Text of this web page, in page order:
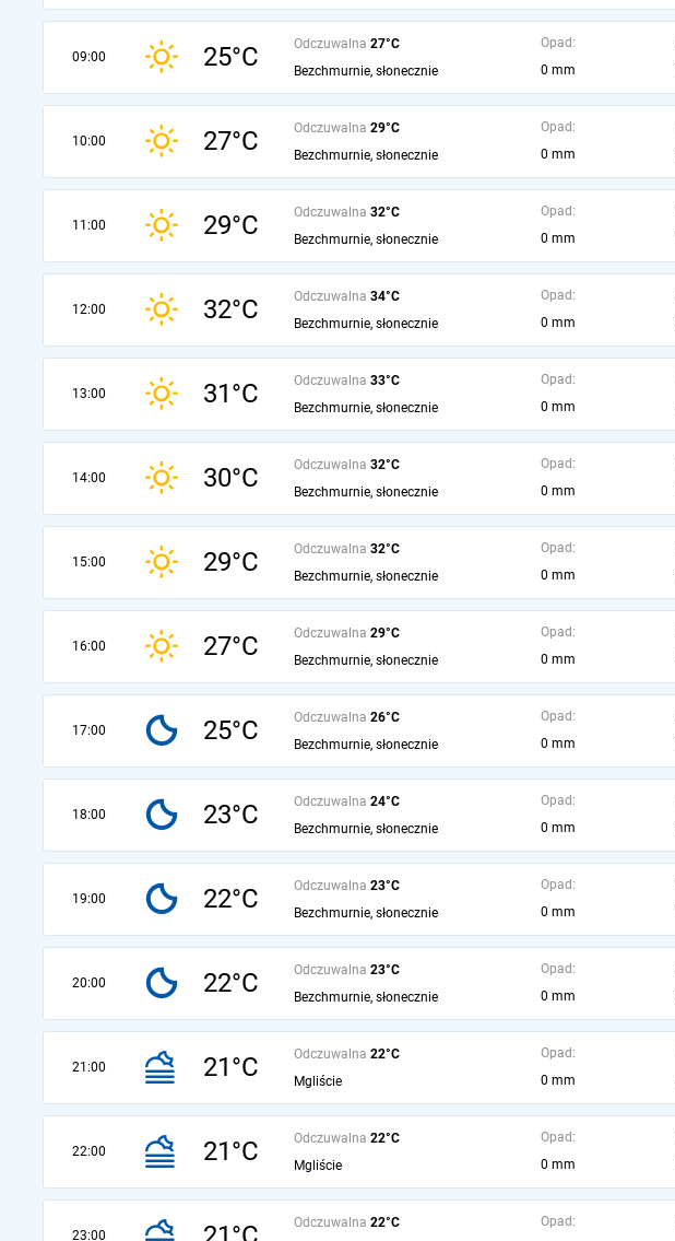
09:00 25°C Odczuwalna 27°C
Bezchmurnie, słonecznie
Opad:
0 mm
10:00 27°C Odczuwalna 29°C
Bezchmurnie, słonecznie
Opad:
0 mm
11:00 29°C Odczuwalna 32°C
Bezchmurnie, słonecznie
Opad:
0 mm
12:00 32°C Odczuwalna 34°C
Bezchmurnie, słonecznie
Opad:
0 mm
13:00 31°C Odczuwalna 33°C
Bezchmurnie, słonecznie
Opad:
0 mm
14:00 30°C Odczuwalna 32°C
Bezchmurnie, słonecznie
Opad:
0 mm
15:00 29°C Odczuwalna 32°C
Bezchmurnie, słonecznie
Opad:
0 mm
16:00 27°C Odczuwalna 29°C
Bezchmurnie, słonecznie
Opad:
0 mm
17:00 25°C Odczuwalna 26°C
Bezchmurnie, słonecznie
Opad:
0 mm
18:00 23°C Odczuwalna 24°C
Bezchmurnie, słonecznie
Opad:
0 mm
19:00 22°C Odczuwalna 23°C
Bezchmurnie, słonecznie
Opad:
0 mm
20:00 22°C Odczuwalna 23°C
Bezchmurnie, słonecznie
Opad:
0 mm
21:00 21°C Odczuwalna 22°C
Mgliście
Opad:
0 mm
22:00 21°C Odczuwalna 22°C
Mgliście
Opad:
0 mm
23:00
Odczuwalna 22°C
Opad: